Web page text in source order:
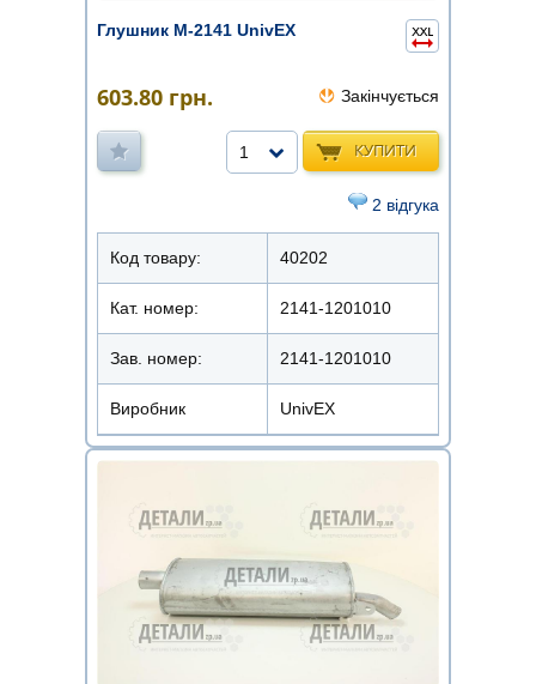
Глушник М-2141 UnivEX
603.80 грн. Закінчується
КУПИТИ
1
2 відгука
Код товару: 40202
Кат. номер: 2141-1201010
Зав. номер: 2141-1201010
Виробник UnivEX